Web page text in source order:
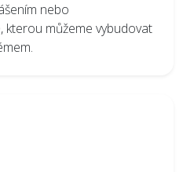
nebo
můžeme vybudovat